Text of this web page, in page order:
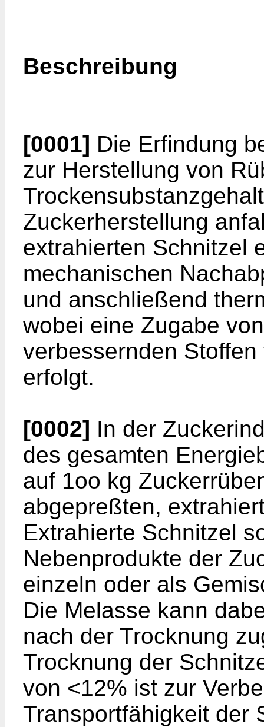
Beschreibung
[0001] Die Erfindung
zur Herstellung von
Zuckerherstellung
extrahierten Schnitzel
mechanischen
und anschließend
wobei eine Zugabe
verbessernden
erfolgt.
[0002] In der
des gesamten
auf 1oo kg
abgepreßten,
Extrahierte Schnitzel
Nebenprodukte der
einzeln oder als
Die Melasse kann
nach der Trocknung
Trocknung der
von <12% ist zur
Transportfähigkeit der